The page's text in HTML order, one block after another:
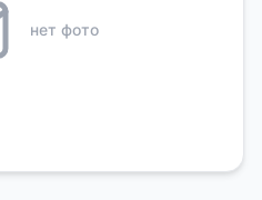
нет фото